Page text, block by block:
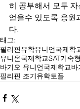
히 공부해서 모두
얻을수 있도록 응원
다.
태그:
필리핀유학유니언국제학
유니온국제학교SAT기숙
바기오 유니언국제학교바
필리핀 조기유학토플